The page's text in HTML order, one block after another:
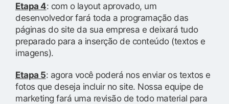
Etapa 4: com o layout aprovado, um
desenvolvedor fará toda a programação das
páginas do site da sua empresa e deixará tudo
preparado para a inserção de conteúdo (textos e
imagens).
Etapa 5: agora você poderá nos enviar os textos e
fotos que deseja incluir no site. Nossa equipe de
marketing fará uma revisão de todo material para